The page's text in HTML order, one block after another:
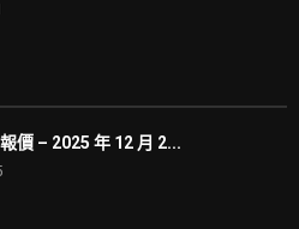
價 – 2025 年 12 月 2...